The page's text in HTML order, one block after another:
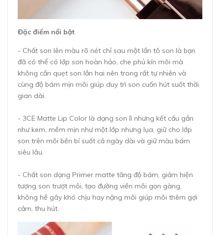
Đặc điểm nổi bật
- Chất son lên màu rõ nét chỉ sau một lần tô son là bạn
đã có thể có lớp son hoàn hảo, che phủ kín môi mà
không cần quẹt son lần hai nên trong rất tự nhiên và
cùng độ bám mịn môi giúp duy trì son cuốn hút suốt thời
gian dài.
- 3CE Matte Lip Color là dạng son lì nhưng kết cấu gần
như kem, mềm mịn như một lớp nhưng lụa, giữ cho lớp
son trên môi bền bỉ suốt cả ngày dài và giữ màu bám
siêu lâu.
- Chất son dạng Primer matte tăng độ bám, giảm hiện
tượng son trượt môi, tạo đường viền môi gọn gàng,
không hề gây khó chịu hay nặng môi giúp môi thêm gợi
cảm, thu hút.